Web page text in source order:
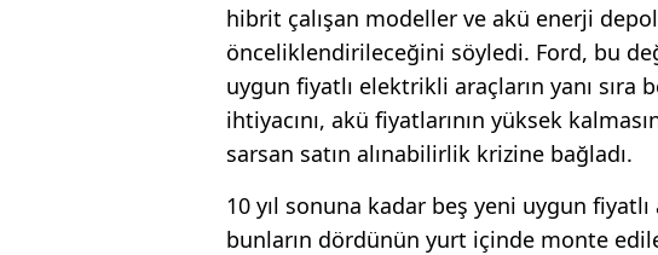
hibrit çalışan modeller ve akü enerji
önceliklendirileceğini söyledi. Ford, bu
uygun fiyatlı elektrikli araçların yanı
ihtiyacını, akü fiyatlarının yüksek
sarsan satın alınabilirlik krizine bağladı.
10 yıl sonuna kadar beş yeni uygun
bunların dördünün yurt içinde monte